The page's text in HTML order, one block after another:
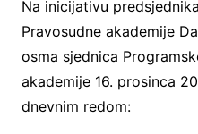
Na inicijativu
Pravosudne akademije
osma sjednica
akademije 16. prosinca
dnevnim redom: